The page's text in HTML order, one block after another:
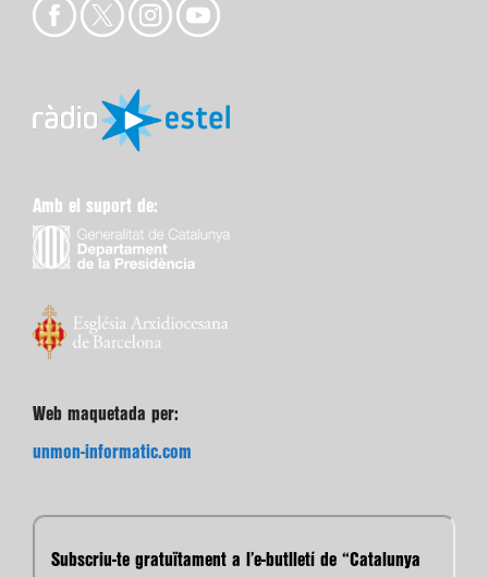
Amb el suport de:
Web maquetada per:
unmon-informatic.com
Subscriu-te gratuïtament a l’e-butlletí de “Catalunya